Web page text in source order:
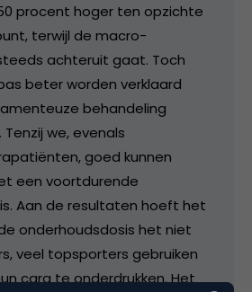
procent hoger ten opzichte
terwijl de macro-
achteruit gaat. Toch
beter worden verklaard
behandeling
we, evenals
goed kunnen
een voortdurende
Aan de resultaten hoeft het
onderhoudsdosis het niet
veel topsporters gebruiken
cara te onderdrukken. Het